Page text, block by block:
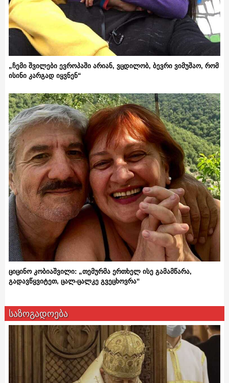
„ჩემი შვილები ევროპაში არიან, ვცდილობ, ბევრი ვიმუშაო, რომ
ისინი კარგად იყვნენ“
ციცინო კობიაშვილი: „თემურმა ერთხელ ისე გამამწარა,
გადავწყვიტეთ, ცალ-ცალკე გვეცხოვრა“
საზოგადოება